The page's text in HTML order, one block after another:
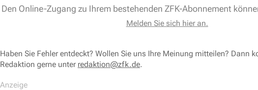
Den Online-Zugang zu Ihrem bestehenden ZFK-Abonnement
Melden Sie sich hier an.
Haben Sie Fehler entdeckt? Wollen Sie uns Ihre Meinung mitteilen? Dann
Redaktion gerne unter redaktion@zfk.de.